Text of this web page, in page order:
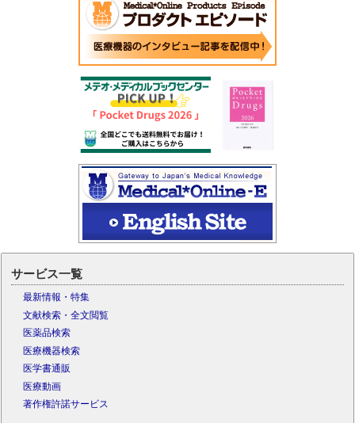
サービス一覧
最新情報・特集
文献検索・全文閲覧
医薬品検索
医療機器検索
医学書通販
医療動画
著作権許諾サービス